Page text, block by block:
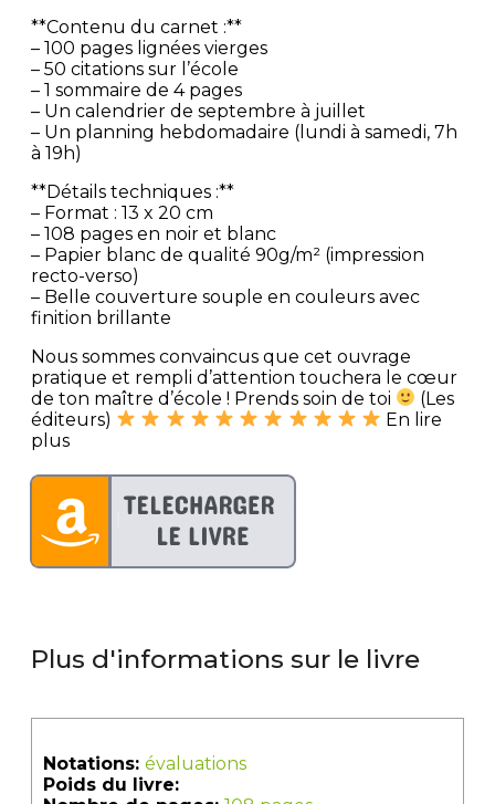
**Contenu du carnet :**
– 100 pages lignées vierges
– 50 citations sur l’école
– 1 sommaire de 4 pages
– Un calendrier de septembre à juillet
– Un planning hebdomadaire (lundi à samedi, 7h
à 19h)
**Détails techniques :**
– Format : 13 x 20 cm
– 108 pages en noir et blanc
– Papier blanc de qualité 90g/m² (impression
recto-verso)
– Belle couverture souple en couleurs avec
finition brillante
Nous sommes convaincus que cet ouvrage
pratique et rempli d’attention touchera le cœur
de ton maître d’école ! Prends soin de toi
(Les
éditeurs)
En lire
plus
Plus d'informations sur le livre
Notations: évaluations
Poids du livre: